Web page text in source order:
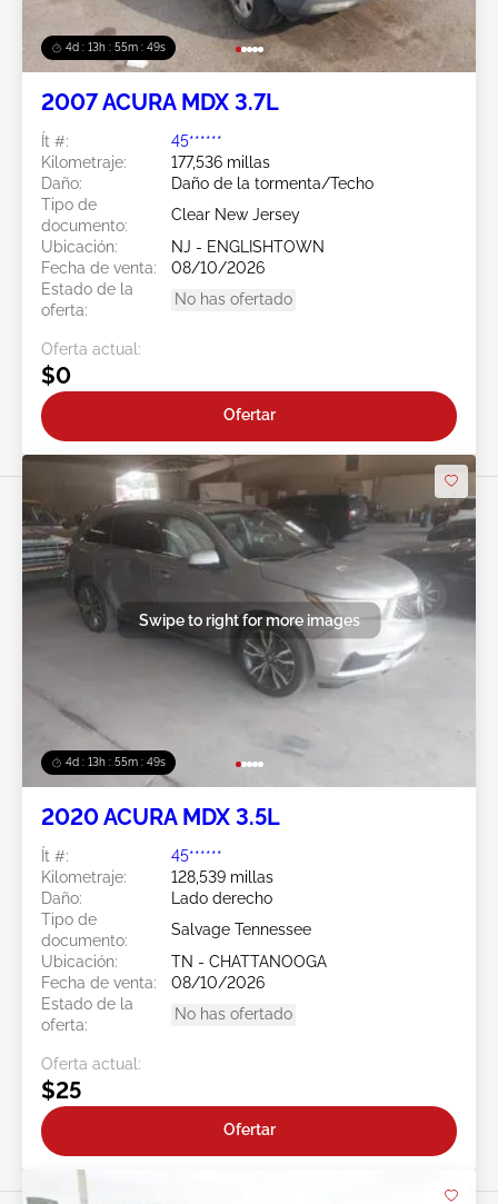
4d : 13h : 55m : 46s
2007 ACURA MDX 3.7L
Ít #:
45******
Kilometraje:
177,536 millas
Daño:
Daño de la tormenta/Techo
Tipo de
documento:
Clear New Jersey
Ubicación:
NJ - ENGLISHTOWN
Fecha de venta:
08/10/2026
Estado de la
oferta:
No has ofertado
Oferta actual:
$0
Ofertar
4d : 13h : 55m : 46s
Swipe to right for more images
2020 ACURA MDX 3.5L
Ít #:
45******
Kilometraje:
128,539 millas
Daño:
Lado derecho
Tipo de
documento:
Salvage Tennessee
Ubicación:
TN - CHATTANOOGA
Fecha de venta:
08/10/2026
Estado de la
oferta:
No has ofertado
Oferta actual:
$25
Ofertar